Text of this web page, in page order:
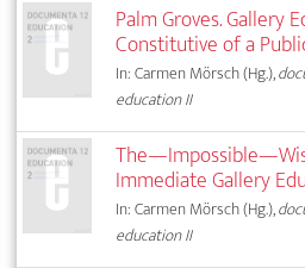
Palm Groves. Gallery
Constitutive of a
In: Carmen Mörsch (Hg.),
education II
Immediate Gallery
In: Carmen Mörsch (Hg.),
education II